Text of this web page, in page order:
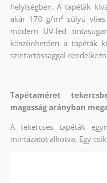
helyiségben. A tapéták
akár 170 g/m2 súlyú
modern UV-led
köszönhetően a tapéták
színtartóssággal
Tapétaméret
magasság arányban
A tekercses tapéták
mintázatot alkotva. Egy